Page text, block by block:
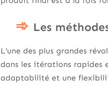
Les
L’une des plus grandes
dans les itérations rapides
adaptabilité et une